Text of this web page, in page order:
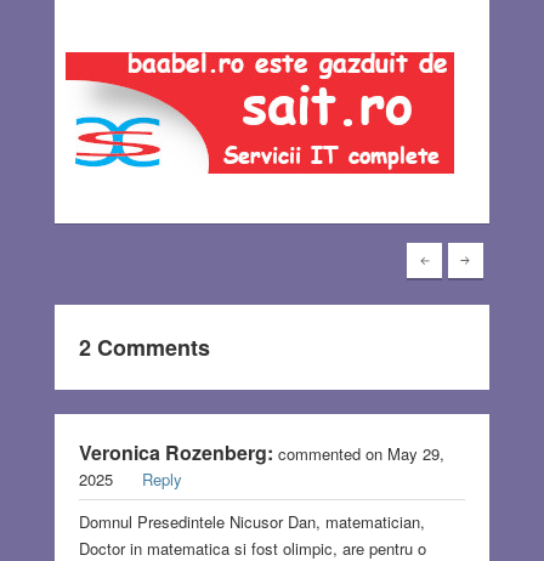
2 Comments
Veronica Rozenberg: commented on May 29,
2025
Reply
Domnul Presedintele Nicusor Dan, matematician,
Doctor in matematica si fost olimpic, are pentru o